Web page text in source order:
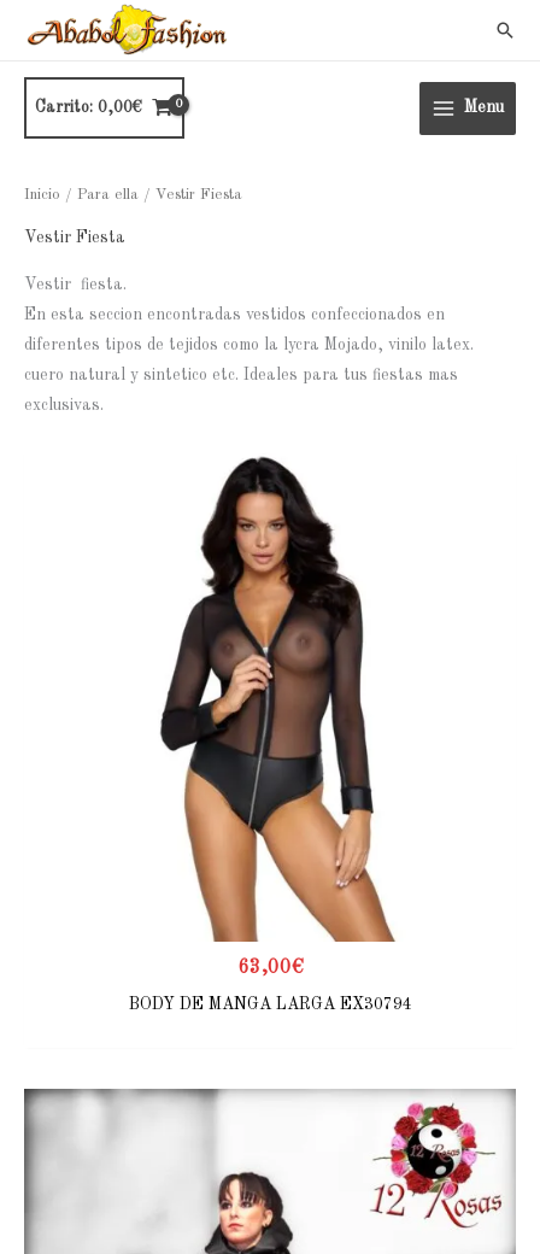
contenido
Carrito:0,00€ Menu
Inicio / Para ella / Vestir Fiesta
Vestir Fiesta
Vestir fiesta.
En esta seccion encontradas vestidos confeccionados en
diferentes tipos de tejidos como la lycra Mojado, vinilo latex.
cuero natural y sintetico etc. Ideales para tus fiestas mas
exclusivas.
63,00€
BODY DE MANGA LARGA EX30794